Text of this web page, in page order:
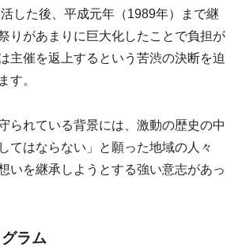
した後、平成元年（1989年）まで継
りがあまりに巨大化したことで負担が
主催を返上するという苦渋の決断を迫
す。
られている背景には、激動の歴史の中
てはならない」と願った地域の人々
いを継承しようとする強い意志があっ
ラム